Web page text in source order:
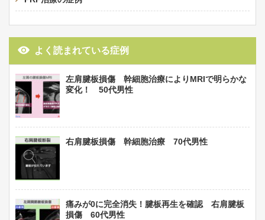
よく読まれている症例
左肩腱板損傷 幹細胞治療によりMRIで明らかな
変化！ 50代男性
右肩腱板損傷 幹細胞治療 70代男性
痛みが0に完全消失！腱板再生を確認 右肩腱板
損傷 60代男性